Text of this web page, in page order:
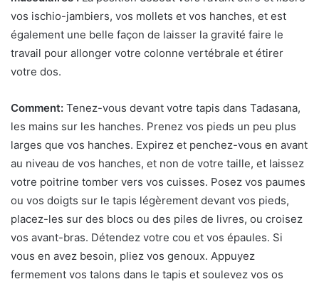
vos ischio-jambiers, vos mollets et vos hanches, et est
également une belle façon de laisser la gravité faire le
travail pour allonger votre colonne vertébrale et étirer
votre dos.
Comment: Tenez-vous devant votre tapis dans Tadasana,
les mains sur les hanches. Prenez vos pieds un peu plus
larges que vos hanches. Expirez et penchez-vous en avant
au niveau de vos hanches, et non de votre taille, et laissez
votre poitrine tomber vers vos cuisses. Posez vos paumes
ou vos doigts sur le tapis légèrement devant vos pieds,
placez-les sur des blocs ou des piles de livres, ou croisez
vos avant-bras. Détendez votre cou et vos épaules. Si
vous en avez besoin, pliez vos genoux. Appuyez
fermement vos talons dans le tapis et soulevez vos os